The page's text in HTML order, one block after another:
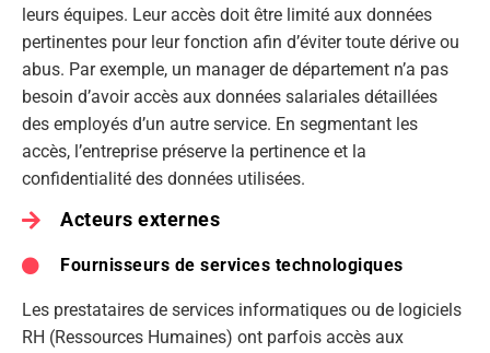
leurs équipes. Leur accès doit être limité aux données
pertinentes pour leur fonction afin d’éviter toute dérive ou
abus. Par exemple, un manager de département n’a pas
besoin d’avoir accès aux données salariales détaillées
des employés d’un autre service. En segmentant les
accès, l’entreprise préserve la pertinence et la
confidentialité des données utilisées.
Acteurs externes
Fournisseurs de services technologiques
Les prestataires de services informatiques ou de logiciels
RH (Ressources Humaines) ont parfois accès aux